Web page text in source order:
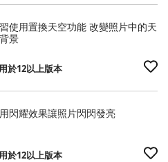
使用置換天空功能 改變照片中的天
景
於12以上版本
閃耀效果讓照片閃閃發亮
於12以上版本